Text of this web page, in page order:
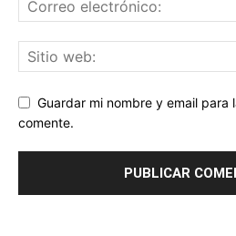
Guardar mi nombre y email para
comente.